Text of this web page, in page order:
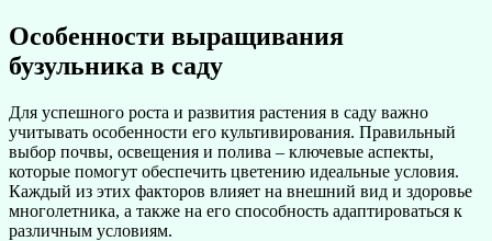
Особенности выращивания
бузульника в саду
Для успешного роста и развития растения в саду важно
учитывать особенности его культивирования. Правильный
выбор почвы, освещения и полива – ключевые аспекты,
которые помогут обеспечить цветению идеальные условия.
Каждый из этих факторов влияет на внешний вид и здоровье
многолетника, а также на его способность адаптироваться к
различным условиям.